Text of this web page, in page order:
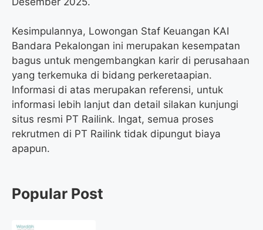
Kesimpulannya, Lowongan Staf Keuangan KAI
Bandara Pekalongan ini merupakan kesempatan
bagus untuk mengembangkan karir di perusahaan
yang terkemuka di bidang perkeretaapian.
Informasi di atas merupakan referensi, untuk
informasi lebih lanjut dan detail silakan kunjungi
situs resmi PT Railink. Ingat, semua proses
rekrutmen di PT Railink tidak dipungut biaya
apapun.
Popular Post